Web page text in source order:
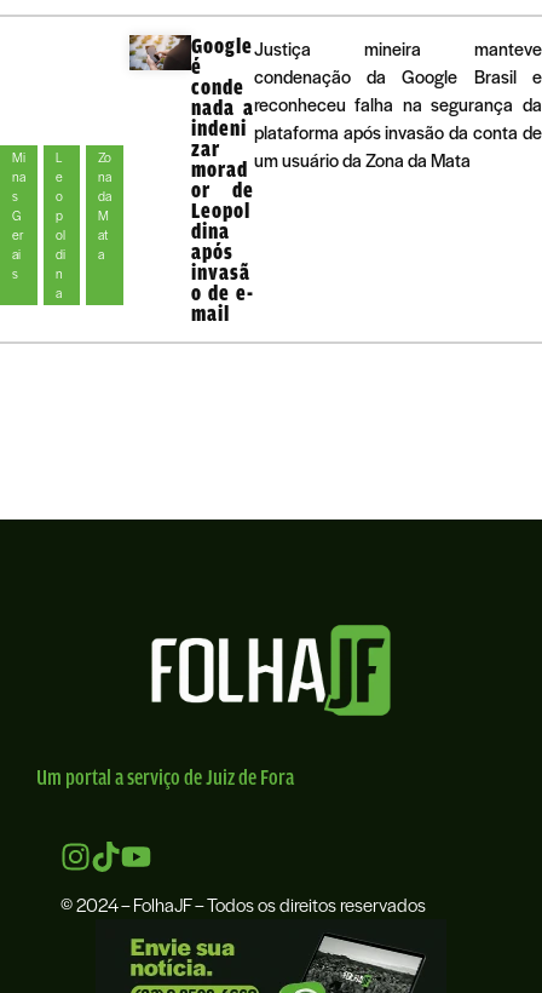
Mi
na
s
G
er
ai
s
L
e
o
p
ol
di
n
a
Zo
na
da
M
at
a
Google
é
conde
nada a
indeni
zar
morad
or de
Leopol
dina
após
invasã
o de e-
mail
Justiça mineira manteve
condenação da Google Brasil e
reconheceu falha na segurança da
plataforma após invasão da conta de
um usuário da Zona da Mata
Um portal a serviço de Juiz de Fora
© 2024 – FolhaJF – Todos os direitos reservados